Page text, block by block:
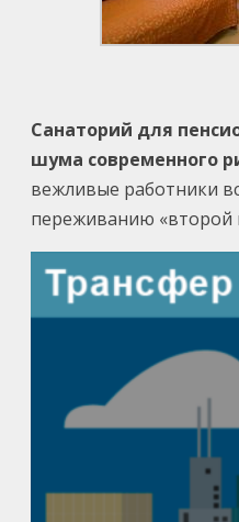
Санаторий для
шума современного
вежливые работники
переживанию «второй